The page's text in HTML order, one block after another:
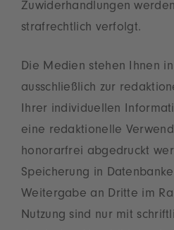
Zuwiderhandlungen
strafrechtlich verfolgt.
Die Medien stehen Ihnen
ausschließlich zur
Ihrer individuellen
eine redaktionelle
honorarfrei abgedruckt
Speicherung in
Weitergabe an Dritte im
Nutzung sind nur mit